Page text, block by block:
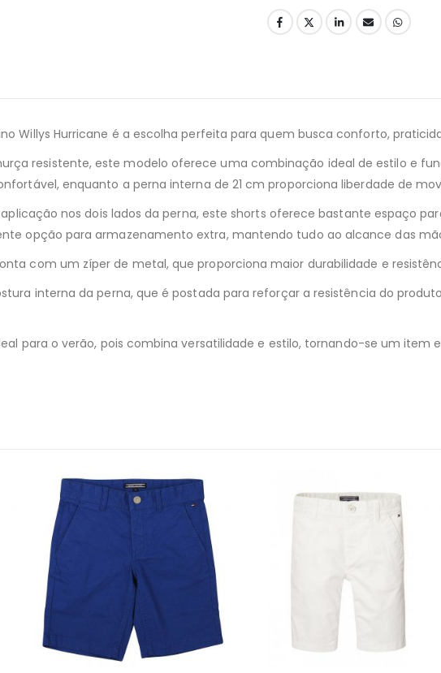
Willys Hurricane é a escolha perfeita para quem busca conforto,
resistente, este modelo oferece uma combinação ideal de estilo e
enquanto a perna interna de 21 cm proporciona liberdade de
nos dois lados da perna, este shorts oferece bastante espaço
opção para armazenamento extra, mantendo tudo ao alcance das
com um zíper de metal, que proporciona maior durabilidade e
interna da perna, que é postada para reforçar a resistência do
para o verão, pois combina versatilidade e estilo, tornando-se um